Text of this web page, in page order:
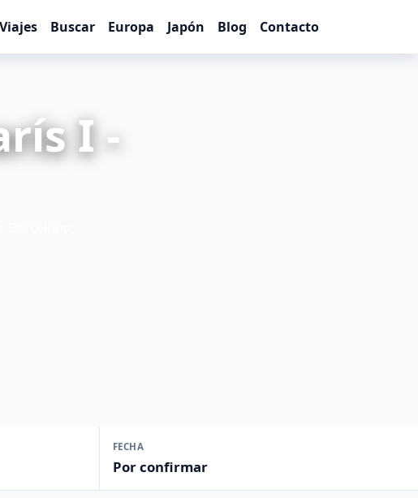
Viajes Buscar Europa Japón Blog Contacto
I -
FECHA
Por confirmar